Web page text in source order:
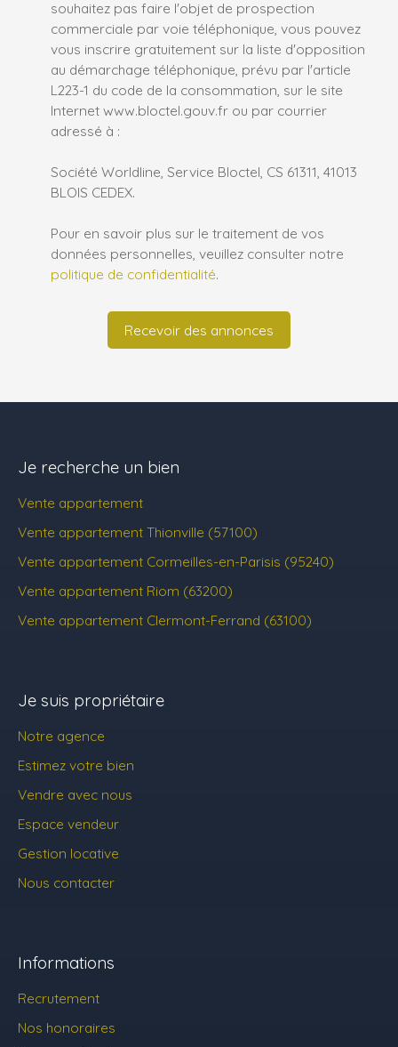
souhaitez pas faire l'objet de prospection
commerciale par voie téléphonique, vous pouvez
vous inscrire gratuitement sur la liste d'opposition
au démarchage téléphonique, prévu par l'article
L223-1 du code de la consommation, sur le site
Internet www.bloctel.gouv.fr ou par courrier
adressé à :
Société Worldline, Service Bloctel, CS 61311, 41013
BLOIS CEDEX.
Pour en savoir plus sur le traitement de vos
données personnelles, veuillez consulter notre
politique de confidentialité.
Recevoir des annonces
Je recherche un bien
Vente appartement
Vente appartement Thionville (57100)
Vente appartement Cormeilles-en-Parisis (95240)
Vente appartement Riom (63200)
Vente appartement Clermont-Ferrand (63100)
Je suis propriétaire
Notre agence
Estimez votre bien
Vendre avec nous
Espace vendeur
Gestion locative
Nous contacter
Informations
Recrutement
Nos honoraires